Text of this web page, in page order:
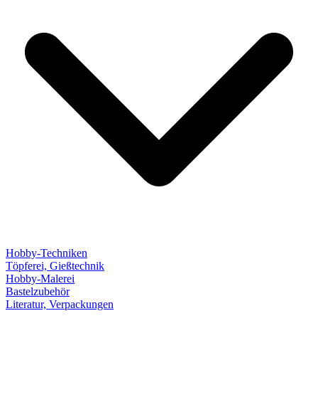
Hobby-Techniken
Töpferei, Gießtechnik
Hobby-Malerei
Bastelzubehör
Literatur, Verpackungen